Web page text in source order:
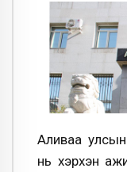
Аливаа улсын
нь хэрхэн